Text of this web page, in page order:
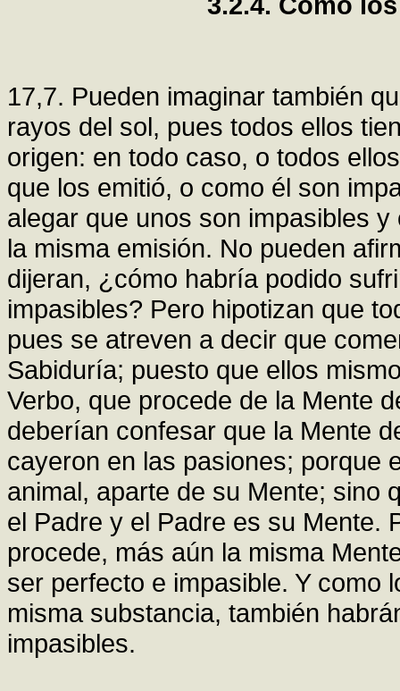
17,7. Pueden imaginar también
rayos del sol, pues todos ellos
origen: en todo caso, o todos
que los emitió, o como él son
alegar que unos son impasibles
la misma emisión. No pueden
dijeran, ¿cómo habría podido
impasibles? Pero hipotizan que
pues se atreven a decir que
Sabiduría; puesto que ellos
Verbo, que procede de la Mente
deberían confesar que la Mente
cayeron en las pasiones; porque
animal, aparte de su Mente; sino
el Padre y el Padre es su Mente.
procede, más aún la misma
ser perfecto e impasible. Y como
misma substancia, también
impasibles.